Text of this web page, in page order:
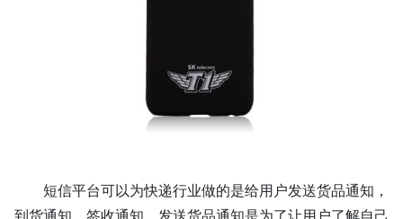
短信平台可以为快递行业做的是给用户发送货品通知，
到货通知，签收通知，发送货品通知是为了让用户了解自己